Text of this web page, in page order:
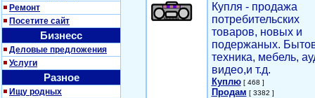
Ремонт
Посетите сайт
Бизнесс
Деловые предложения
Услуги
Разное
Ищу родных
Купля - продажа
потребительских
товаров, новых и
подержаных.
техника, мебель,
видео,и т.д.
Куплю[ 468 ]
Продам [ 3382 ]